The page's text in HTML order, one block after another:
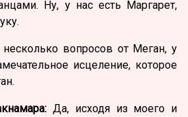
Ну, у нас есть Маргарет,
вопросов от Меган, у
исцеление, которое
Да, исходя из моего и